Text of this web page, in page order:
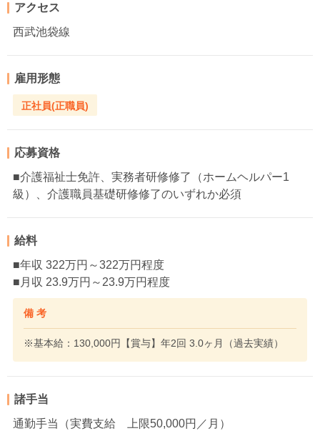
アクセス
西武池袋線
雇用形態
正社員(正職員)
応募資格
■介護福祉士免許、実務者研修修了（ホームヘルパー1
級）、介護職員基礎研修修了のいずれか必須
給料
■年収 322万円～322万円程度
■月収 23.9万円～23.9万円程度
備 考
※基本給：130,000円【賞与】年2回 3.0ヶ月（過去実績）
諸手当
通勤手当（実費支給 上限50,000円／月）